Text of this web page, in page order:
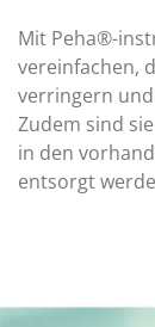
Mit Peha®-
vereinfachen,
verringern
Zudem sind
in den
entsorgt